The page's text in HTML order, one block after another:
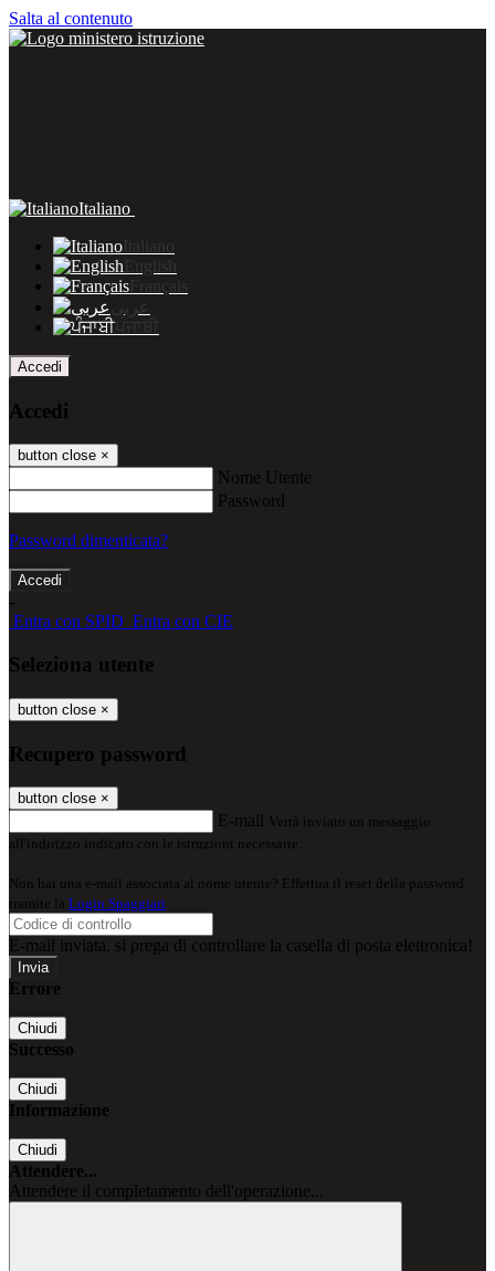
Salta al contenuto
Italiano
Italiano
English
Français
عربى
ਪੰਜਾਬੀ
Accedi
Accedi
button close ×
Nome Utente
Password
Password dimenticata?
-
Entra con SPID Entra con CIE
Seleziona utente
button close ×
Recupero password
button close ×
E-mail Verrà inviato un messaggio
all'indirizzo indicato con le istruzioni necessarie.
Non hai una e-mail associata al nome utente? Effettua il reset della password
tramite la Login Spaggiari
E-mail inviata, si prega di controllare la casella di posta elettronica!
Errore
Chiudi
Successo
Chiudi
Informazione
Chiudi
Attendere...
Attendere il completamento dell'operazione...